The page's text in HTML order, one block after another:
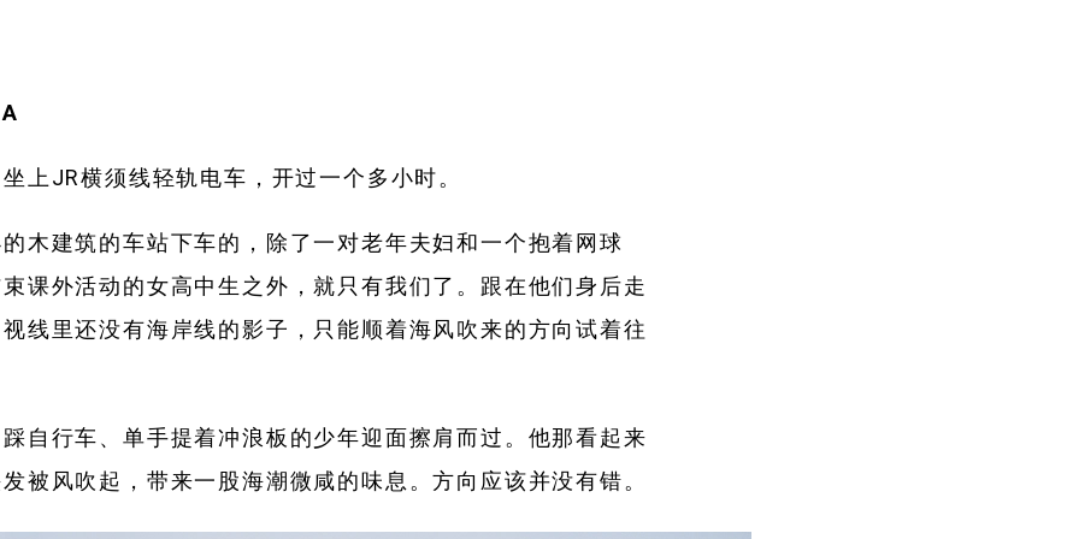
上JR横须线轻轨电车，开过一个多小时。
木建筑的车站下车的，除了一对老年夫妇和一个抱着网球
课外活动的女高中生之外，就只有我们了。跟在他们身后走
线里还没有海岸线的影子，只能顺着海风吹来的方向试着往
自行车、单手提着冲浪板的少年迎面擦肩而过。他那看起来
被风吹起，带来一股海潮微咸的味息。方向应该并没有错。